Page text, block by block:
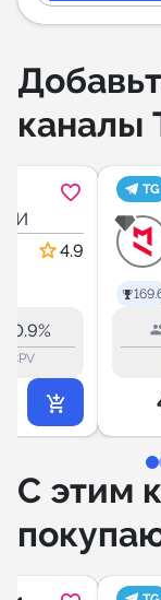
каналы
и
4.9
10.9%
CPV
TG
С этим